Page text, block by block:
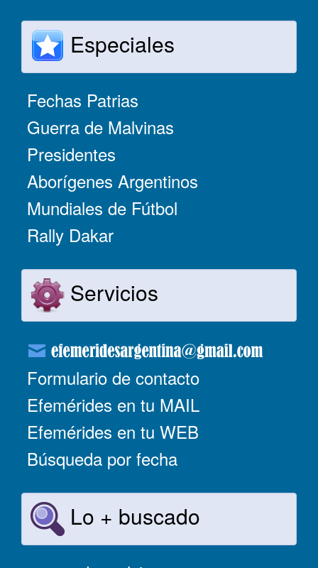
Especiales
Fechas Patrias
Guerra de Malvinas
Presidentes
Aborígenes Argentinos
Mundiales de Fútbol
Rally Dakar
Servicios
Formulario de contacto
Efemérides en tu MAIL
Efemérides en tu WEB
Búsqueda por fecha
Lo + buscado